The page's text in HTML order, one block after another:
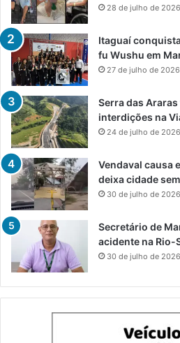
28 de julho de 2026
Itaguaí
fu Wushu em
27 de julho de 2026
Serra das
interdições na
24 de julho de 2026
Vendaval causa
deixa cidade
30 de julho de 2026
Secretário de
acidente na Rio-
30 de julho de 2026